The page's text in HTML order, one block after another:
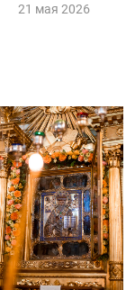
21 мая 2026